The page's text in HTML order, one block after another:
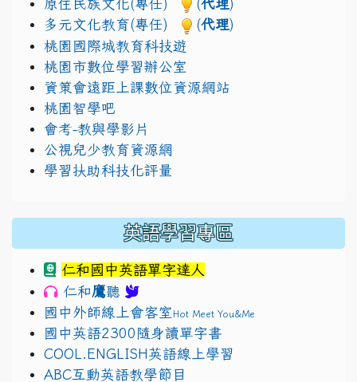
原住民族文化(專任) (代理)
多元文化教育(專任)
(代理)
桃園國際城教育科技遊
桃園市數位學習辦公室
資策會遠距上課數位資源網站
桃園智學吧
會考-教與學影片
公視兒少教育資源網
學習扶助科技化評量
英語學習專區
仁和國中英語單字達人
仁和鷹聽
國中外師線上會客室Hot Meet You&Me
國中英語2300隨身讀單字書
COOL.ENGLISH英語線上學習
ABC互動英語教學節目